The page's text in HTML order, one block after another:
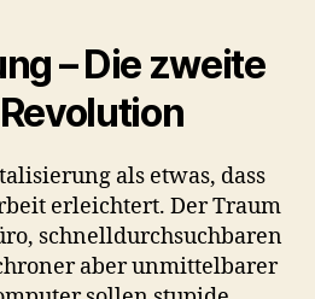
– Die zweite
als etwas, dass
erleichtert. Der Traum
schnelldurchsuchbaren
aber unmittelbarer